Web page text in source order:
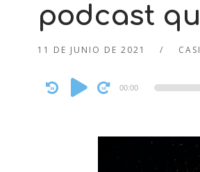
podcast
11 DE JUNIO DE 2021
Audio
Player
00:00